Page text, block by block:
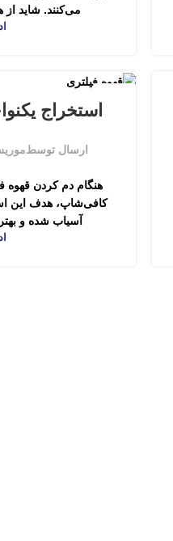
می‌کنند. شاید
استخراج
ارسال توسط
هنگام دم کردن قهوه
کافی‌شاپ، هدف این
آسیاب شده و